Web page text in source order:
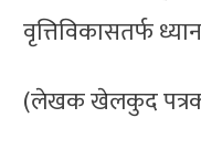
वृत्तिविकासतर्फ
(लेखक खेलकुद